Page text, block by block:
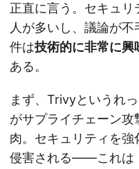
正直に言う。セキュ
人が多いし、議論が
件は技術的に非常に興
ある。
まず、Trivyというれ
がサプライチェーン
肉。セキュリティを強
侵害される——これは